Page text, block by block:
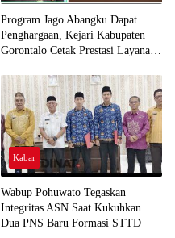
Program Jago Abangku Dapat
Penghargaan, Kejari Kabupaten
Gorontalo Cetak Prestasi Layanan
Kabar
Wabup Pohuwato Tegaskan
Integritas ASN Saat Kukuhkan
Dua PNS Baru Formasi STTD